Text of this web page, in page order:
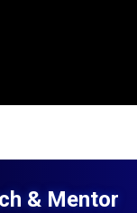
& Mentor